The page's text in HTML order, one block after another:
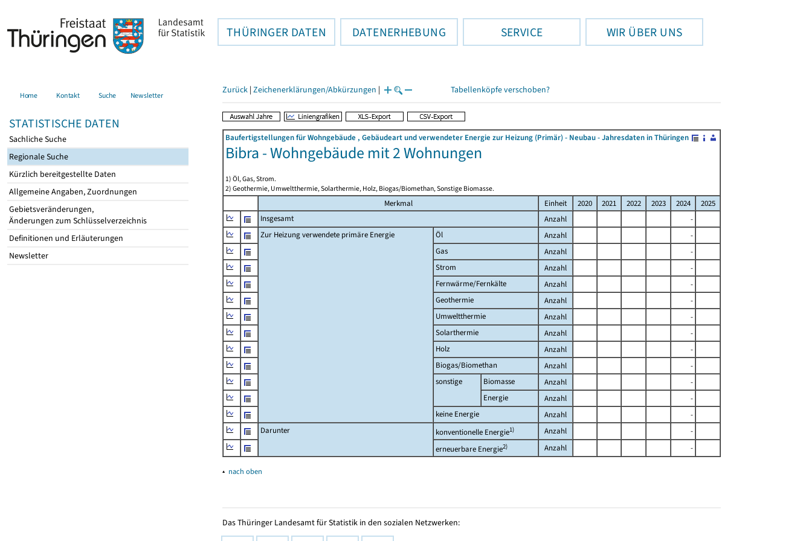
THÜRINGER DATEN DATENERHEBUNG SERVICE WIR ÜBER UNS
Home Kontakt Suche Newsletter
STATISTISCHE DATEN
Sachliche Suche
Regionale Suche
Kürzlich bereitgestellte Daten
Allgemeine Angaben, Zuordnungen
Gebietsveränderungen,
Änderungen zum Schlüsselverzeichnis
Definitionen und Erläuterungen
Newsletter
Zurück | Zeichenerklärungen/Abkürzungen | Tabellenköpfe verschoben?
Baufertigstellungen für Wohngebäude , Gebäudeart und verwendeter Energie zur Heizung (Primär) - Neubau - Jahresdaten in Thüringen
Bibra - Wohngebäude mit 2 Wohnungen
1) Öl, Gas, Strom.
2) Geothermie, Umweltthermie, Solarthermie, Holz, Biogas/Biomethan, Sonstige Biomasse.
Merkmal Einheit 2020 2021 2022 2023 2024
2025
Insgesamt
Anzahl
-
Zur Heizung verwendete primäre Energie
Öl Anzahl
-
Gas
Anzahl
-
Strom
Anzahl
-
Fernwärme/Fernkälte
Anzahl
-
Geothermie
Anzahl
-
Umweltthermie
Anzahl
-
Solarthermie
Anzahl
-
Holz
Anzahl
-
Biogas/Biomethan
Anzahl
-
sonstige
Biomasse Anzahl
-
Energie
Anzahl
-
keine Energie
Anzahl
-
Darunter
konventionelle Energie1) Anzahl
-
erneuerbare Energie2) Anzahl -
▴ nach oben
Das Thüringer Landesamt für Statistik in den sozialen Netzwerken: